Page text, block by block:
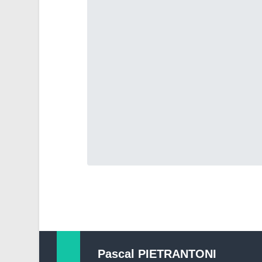
Pascal PIETRANTONI